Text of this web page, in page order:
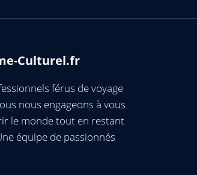
Culturel.fr
férus de voyage
nous engageons à vous
le monde tout en restant
équipe de passionnés